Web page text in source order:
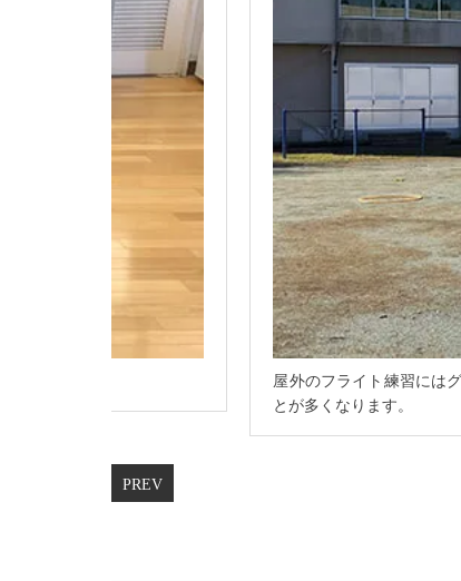
屋外のフライト練習には
とが多くなります。